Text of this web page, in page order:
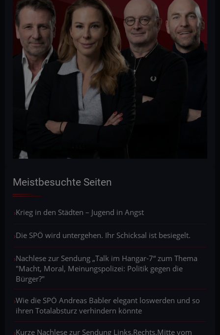
Meistbesuchte Seiten
Krieg in den Städten – Jugend in Angst
Die SPÖ wird untergehen. Ihr Schicksal ist besiegelt.
Nachlese zur Sendung „Talk im Hangar-7“ zum Thema
"Macht, Moral, Meinungspolizei: Politik gegen die
Bürger?"
Wie die SPÖ Andreas Babler elegant loswerden und so
ihren Totalabsturz verhindern könnte
Kurze Nachlese zur Sendung Links.Rechts.Mitte vom